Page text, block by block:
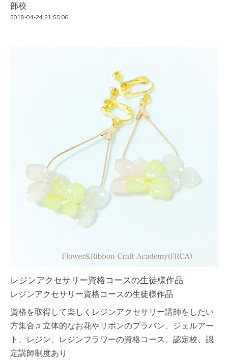
部校
2018-04-24 21:55:06
レジンアクセサリー資格コースの生徒様作品
レジンアクセサリー資格コースの生徒様作品
資格を取得して楽しくレジンアクセサリー講師をしたい
方集合♫ 立体的なお花やリボンのプラバン、ジェルアー
ト、レジン、レジンフラワーの資格コース、認定校、認
定講師制度あり